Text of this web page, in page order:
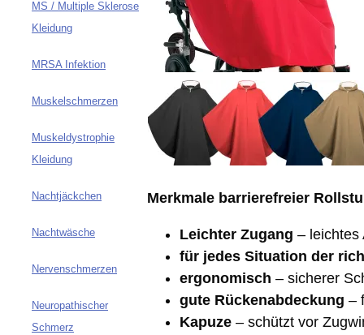
MS / Multiple Sklerose
Kleidung
MRSA Infektion
Muskelschmerzen
Muskeldystrophie
Kleidung
Nachtjäckchen
Nachtwäsche
Nervenschmerzen
Neuropathischer
Schmerz
Merkmale barrierefreier
Leichter Zugang – leichtes
für jedes Situation der
ergonomisch – sicherer
gute Rückenabdeckung –
Kapuze – schützt vor